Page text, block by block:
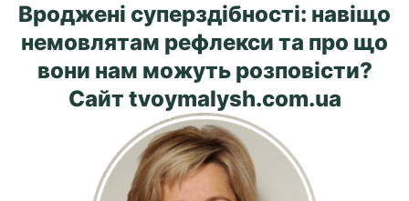
Вроджені суперздібності: навіщо
немовлятам рефлекси та про що
вони нам можуть розповісти?
Сайт tvoymalysh.com.ua